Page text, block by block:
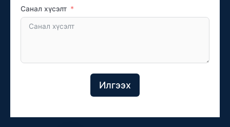
Санал хүсэлт
Илгээх